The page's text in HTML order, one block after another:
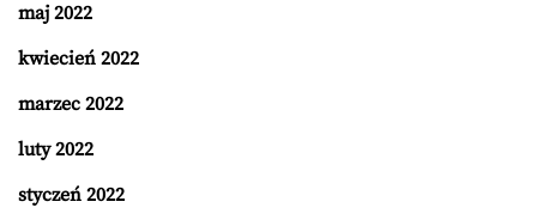
maj 2022
kwiecień 2022
marzec 2022
luty 2022
styczeń 2022